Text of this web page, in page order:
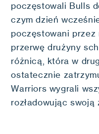
poczęstowali Bulls
czym dzień
poczęstowani przez
przerwę drużyny
różnicą, która w
ostatecznie
Warriors wygrali
rozładowując swoją